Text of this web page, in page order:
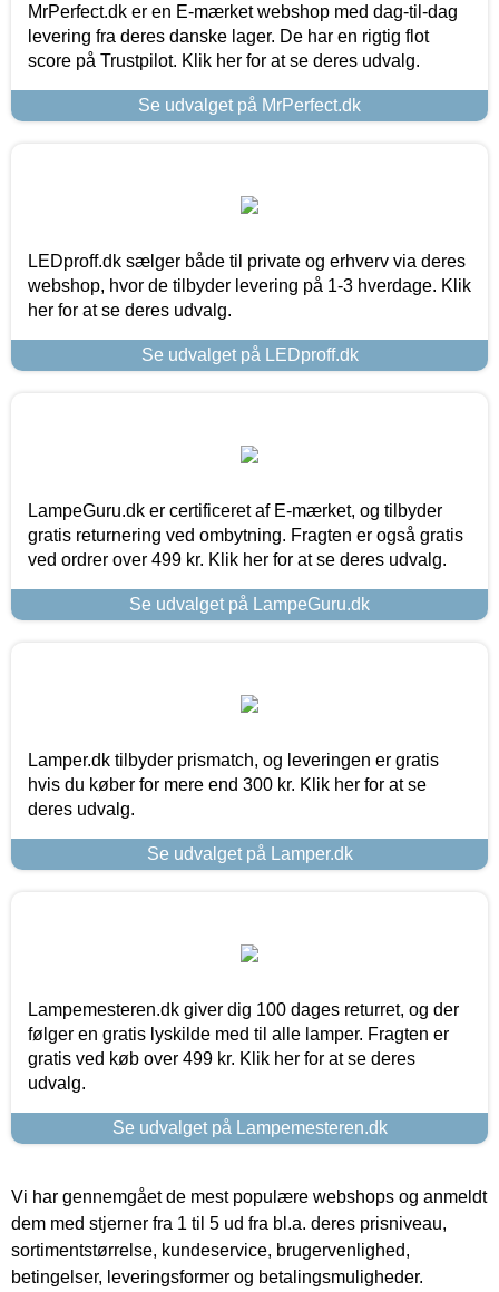
MrPerfect.dk er en E-mærket webshop med dag-til-dag
levering fra deres danske lager. De har en rigtig flot
score på Trustpilot. Klik her for at se deres udvalg.
Se udvalget på MrPerfect.dk
LEDproff.dk sælger både til private og erhverv via deres
webshop, hvor de tilbyder levering på 1-3 hverdage. Klik
her for at se deres udvalg.
Se udvalget på LEDproff.dk
LampeGuru.dk er certificeret af E-mærket, og tilbyder
gratis returnering ved ombytning. Fragten er også gratis
ved ordrer over 499 kr. Klik her for at se deres udvalg.
Se udvalget på LampeGuru.dk
Lamper.dk tilbyder prismatch, og leveringen er gratis
hvis du køber for mere end 300 kr. Klik her for at se
deres udvalg.
Se udvalget på Lamper.dk
Lampemesteren.dk giver dig 100 dages returret, og der
følger en gratis lyskilde med til alle lamper. Fragten er
gratis ved køb over 499 kr. Klik her for at se deres
udvalg.
Se udvalget på Lampemesteren.dk
Vi har gennemgået de mest populære webshops og anmeldt
dem med stjerner fra 1 til 5 ud fra bl.a. deres prisniveau,
sortimentstørrelse, kundeservice, brugervenlighed,
betingelser, leveringsformer og betalingsmuligheder.